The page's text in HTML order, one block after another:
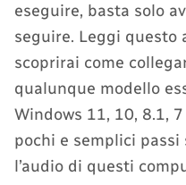
eseguire, basta solo
seguire. Leggi questo
scoprirai come
qualunque modello
Windows 11, 10, 8.1,
pochi e semplici
l’audio di questi